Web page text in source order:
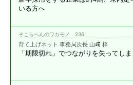
いる方へ
そこらへんのワカモノ 236
育て上げネット 事務局次長 山﨑 梓
「期限切れ」でつながりを失ってし